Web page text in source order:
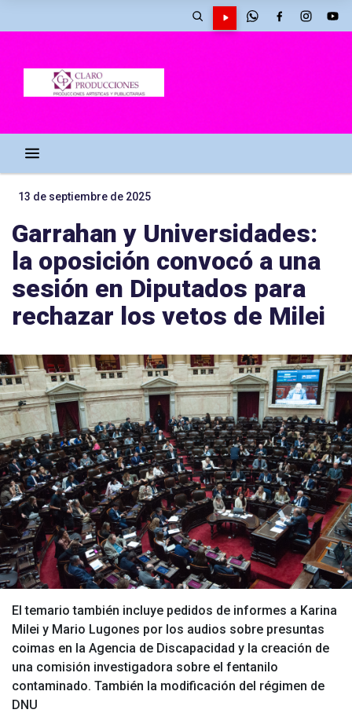
13 de septiembre de 2025
Garrahan y Universidades:
la oposición convocó a una
sesión en Diputados para
rechazar los vetos de Milei
El temario también incluye pedidos de informes a Karina
Milei y Mario Lugones por los audios sobre presuntas
coimas en la Agencia de Discapacidad y la creación de
una comisión investigadora sobre el fentanilo
contaminado. También la modificación del régimen de
DNU